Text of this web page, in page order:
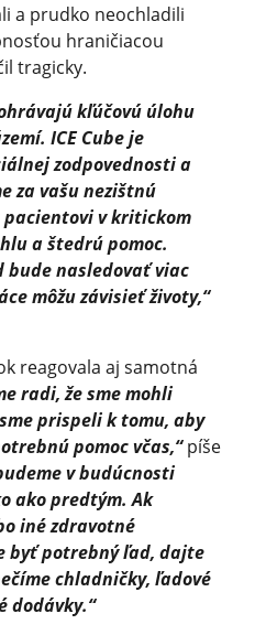
a prudko neochladili
hraničiacou
tragicky.
kľúčovú úlohu
ICE Cube je
zodpovednosti a
za vašu nezištnú
v kritickom
a štedrú pomoc.
bude nasledovať viac
môžu závisieť životy,“
reagovala aj samotná
radi, že sme mohli
prispeli k tomu, aby
pomoc včas,“píše
v budúcnosti
ako predtým. Ak
iné zdravotné
byť potrebný ľad, dajte
chladničky, ľadové
dodávky.“